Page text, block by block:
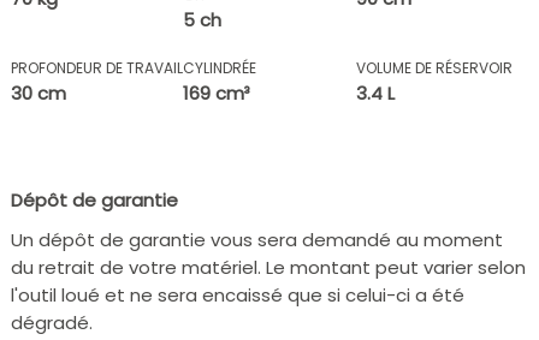
5 ch
PROFONDEUR DE TRAVAIL
30 cm
CYLINDRÉE
169 cm³
VOLUME DE RÉSERVOIR
3.4 L
Dépôt de garantie
Un dépôt de garantie vous sera demandé au moment
du retrait de votre matériel. Le montant peut varier selon
l'outil loué et ne sera encaissé que si celui-ci a été
dégradé.